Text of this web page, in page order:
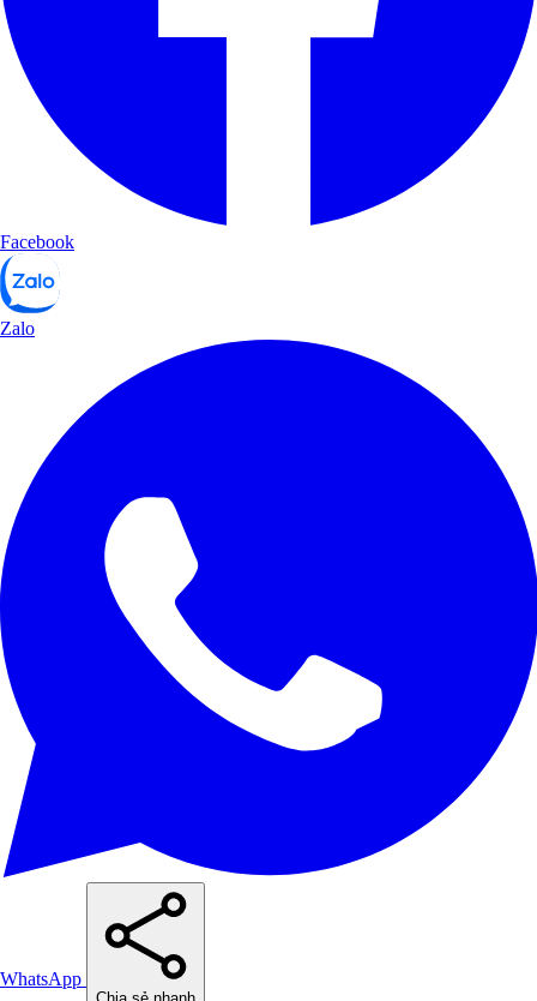
Facebook
Zalo
WhatsApp